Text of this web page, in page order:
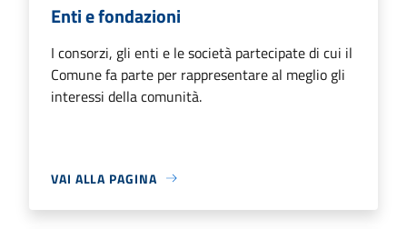
Enti e fondazioni
I consorzi, gli enti e le società partecipate di cui il
Comune fa parte per rappresentare al meglio gli
interessi della comunità.
VAI ALLA PAGINA